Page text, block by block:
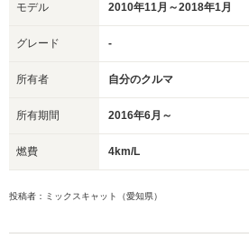
モデル 2010年11月～2018年1月
グレード -
所有者 自分のクルマ
所有期間 2016年6月～
燃費 4km/L
投稿者：ミックスキャット（愛知県）